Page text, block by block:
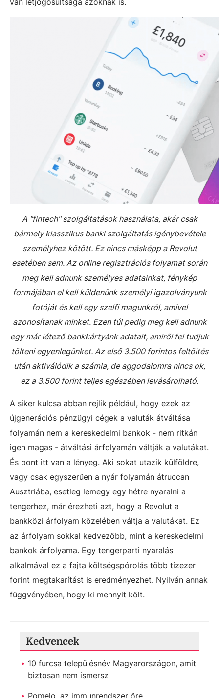
van létjogosultsága azoknak is.
A "fintech" szolgáltatások használata, akár csak
bármely klasszikus banki szolgáltatás igénybevétele
személyhez kötött. Ez nincs másképp a Revolut
esetében sem. Az online regisztrációs folyamat során
meg kell adnunk személyes adatainkat, fénykép
formájában el kell küldenünk személyi igazolványunk
fotóját és kell egy szelfi magunkról, amivel
azonosítanak minket. Ezen túl pedig meg kell adnunk
egy már létező bankkártyánk adatait, amiről fel tudjuk
tölteni egyenlegünket. Az első 3.500 forintos feltöltés
után aktiválódik a számla, de aggodalomra nincs ok,
ez a 3.500 forint teljes egészében levásárolható.
A siker kulcsa abban rejlik például, hogy ezek az
újgenerációs pénzügyi cégek a valuták átváltása
folyamán nem a kereskedelmi bankok - nem ritkán
igen magas - átváltási árfolyamán váltják a valutákat.
És pont itt van a lényeg. Aki sokat utazik külföldre,
vagy csak egyszerűen a nyár folyamán átruccan
Ausztriába, esetleg lemegy egy hétre nyaralni a
tengerhez, már érezheti azt, hogy a Revolut a
bankközi árfolyam közelében váltja a valutákat. Ez
az árfolyam sokkal kedvezőbb, mint a kereskedelmi
bankok árfolyama. Egy tengerparti nyaralás
alkalmával ez a fajta költségspórolás több tízezer
forint megtakarítást is eredményezhet. Nyilván annak
függvényében, hogy ki mennyit költ.
Kedvencek
10 furcsa településnév Magyarországon, amit
biztosan nem ismersz
Pomelo, az immunrendszer őre